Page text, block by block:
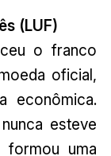
(LUF)
o franco
oficial,
econômica.
esteve
formou uma